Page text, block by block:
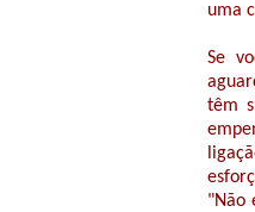
uma
Se
têm
"Não